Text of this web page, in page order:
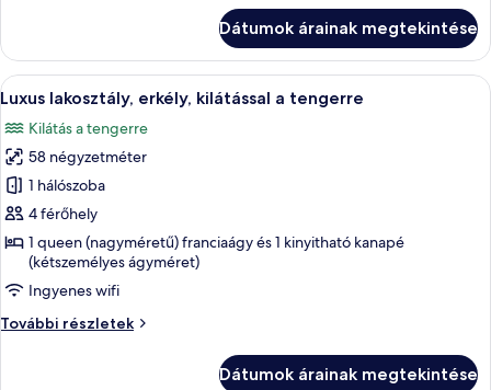
tengerre
kilátással
tengerre
részletei
Dátumok árainak megtekintése
A
következő
szoba
összes
képének
megtekintése:
Luxus
lakosztály,
erkély,
kilátással
a
Egy nagy ablakos szoba, melyben a
26
Luxus lakosztály, erkély, kilátással a tengerre
Kilátás a tengerre
58 négyzetméter
1 hálószoba
4 férőhely
1 queen (nagyméretű) franciaágy és 1 kinyitható kanapé
(kétszemélyes ágyméret)
Ingyenes wifi
További részletek
Luxus
Dátumok árainak megtekintése